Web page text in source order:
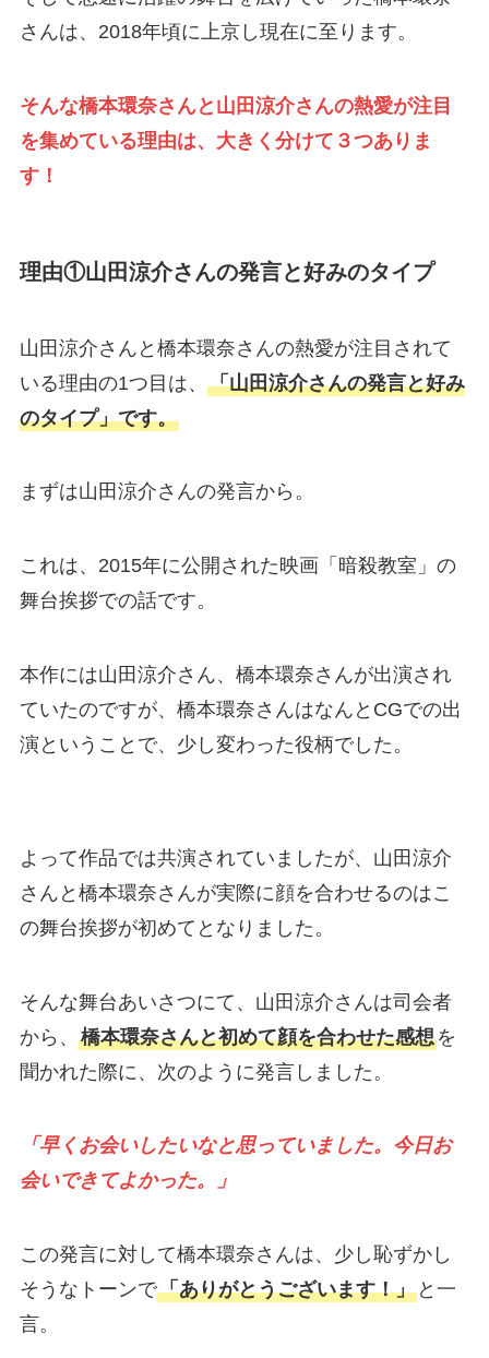
さんは、2018年頃に上京し現在に至ります。
そんな橋本環奈さんと山田涼介さんの熱愛が注目
を集めている理由は、大きく分けて３つありま
す！
理由①山田涼介さんの発言と好みのタイプ
山田涼介さんと橋本環奈さんの熱愛が注目されて
いる理由の1つ目は、 「山田涼介さんの発言と好み
のタイプ」です。
まずは山田涼介さんの発言から。
これは、2015年に公開された映画「暗殺教室」の
舞台挨拶での話です。
本作には山田涼介さん、橋本環奈さんが出演され
ていたのですが、橋本環奈さんはなんとCGでの出
演ということで、少し変わった役柄でした。
よって作品では共演されていましたが、山田涼介
さんと橋本環奈さんが実際に顔を合わせるのはこ
の舞台挨拶が初めてとなりました。
そんな舞台あいさつにて、山田涼介さんは司会者
から、 橋本環奈さんと初めて顔を合わせた感想を
聞かれた際に、次のように発言しました。
「早くお会いしたいなと思っていました。今日お
会いできてよかった。」
この発言に対して橋本環奈さんは、少し恥ずかし
そうなトーンで「ありがとうございます！」と一
言。